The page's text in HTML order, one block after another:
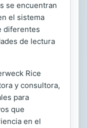
se encuentran
el sistema
diferentes
de lectura
Rice
y consultora,
para
que
en el